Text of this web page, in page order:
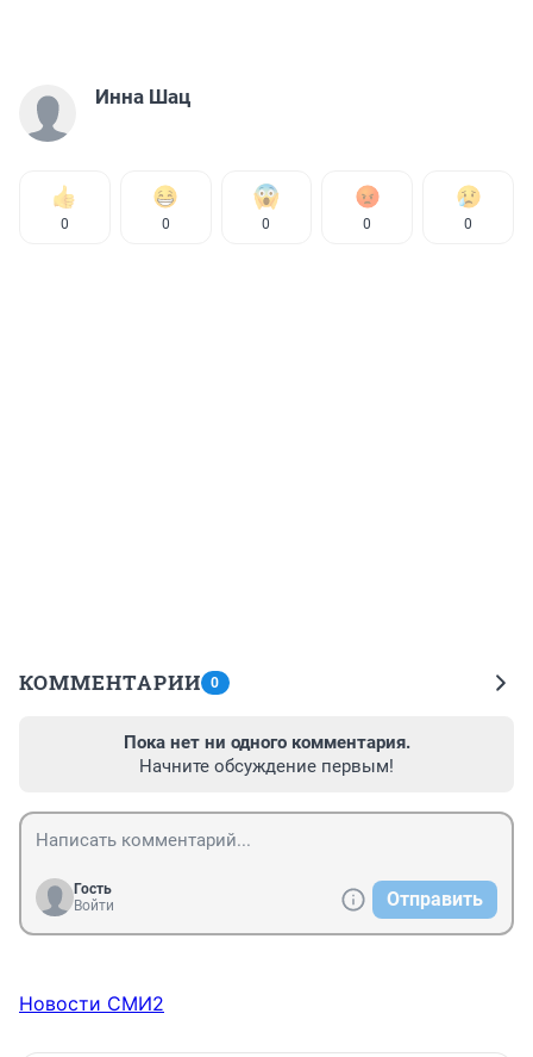
Инна Шац
0 0 0 0 0
КОММЕНТАРИИ 0
Пока нет ни одного комментария.
Начните обсуждение первым!
Гость
Войти
Отправить
Новости СМИ2